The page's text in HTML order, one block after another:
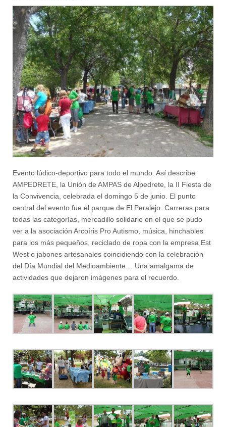
Evento lúdico-deportivo para todo el mundo. Así describe
AMPEDRETE, la Unión de AMPAS de Alpedrete, la II Fiesta de
la Convivencia, celebrada el domingo 5 de junio. El punto
central del evento fue el parque de El Peralejo. Carreras para
todas las categorías, mercadillo solidario en el que se pudo
ver a la asociación Arcoíris Pro Autismo, música, hinchables
para los más pequeños, reciclado de ropa con la empresa Est
West o jabones artesanales coincidiendo con la celebración
del Día Mundial del Medioambiente… Una amalgama de
actividades que dejaron imágenes para el recuerdo.